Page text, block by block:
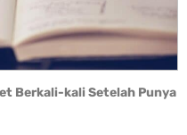
Berkali-kali Setelah Punya